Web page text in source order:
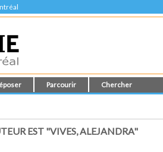
Parcourir Chercher
EST "VIVES, ALEJANDRA"